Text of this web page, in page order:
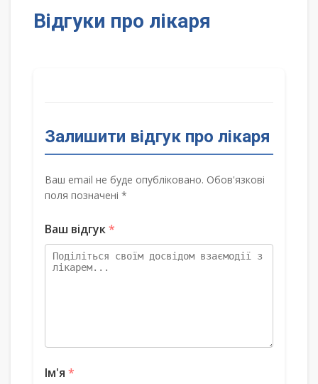
Відгуки про лікаря
Залишити відгук про лікаря
Ваш email не буде опубліковано. Обов'язкові
поля позначені *
Ваш відгук*
Ім'я *